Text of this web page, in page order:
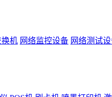
换机 网络监控设备 网络测试